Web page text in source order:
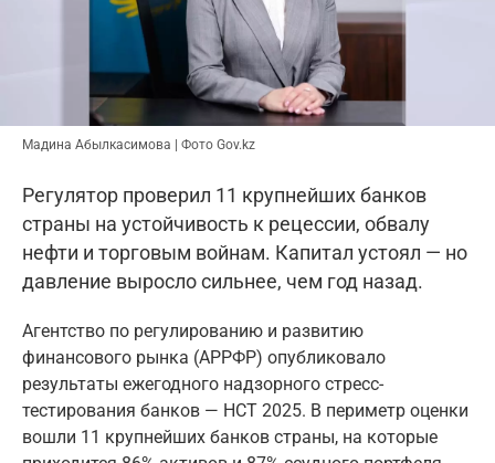
Мадина Абылкасимова | Фото Gov.kz
Регулятор проверил 11 крупнейших банков
страны на устойчивость к рецессии, обвалу
нефти и торговым войнам. Капитал устоял — но
давление выросло сильнее, чем год назад.
Агентство по регулированию и развитию
финансового рынка (АРРФР) опубликовало
результаты ежегодного надзорного стресс-
тестирования банков — НСТ 2025. В периметр оценки
вошли 11 крупнейших банков страны, на которые